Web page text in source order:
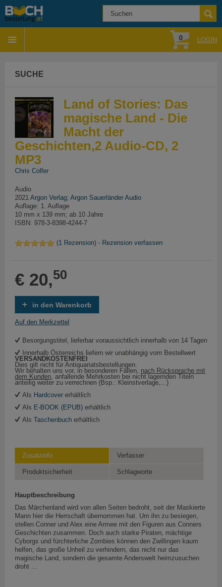
0 LOGIN
SUCHE
Land of Stories: Das
magische Land - Die
Macht der
Geschichten,2 Audio-CD, 2
MP3
Chris Colfer
Audio
2021 Argon Verlag; Argon Sauerländer Audio
Auflage: 1. Auflage
10 mm x 139 mm; ab 10 Jahre
ISBN: 978-3-8398-4244-7
(1 Rezension) - Rezension verfassen
€ 20,50
in den Warenkorb
Auf den Merkzettel
Besorgungstitel, lieferbar voraussichtlich innerhalb von 14 Tagen
Innerhalb Österreichs liefern wir unabhängig vom Bestellwert
VERSANDKOSTENFREI
Dies gilt nicht für Antiquariatsbestellungen.
Wir behalten uns vor, in besonderen Fällen, nach Rücksprache mit
dem Kunden, anfallende Mehrkosten bei nicht lagernden Titeln
anteilig weiter zu verrechnen (Bsp.: Kleinstverlage,...)
Als Hardcover erhältlich
Als E-BOOK (EPUB) erhältlich
Als Taschenbuch erhältlich
Zusatzinfo Verfasser
Produktsicherheit Schlagworte
Hauptbeschreibung
Das Märchenland wird von allen Seiten bedroht, seit der Maskierte
Mann hier die Herrschaft übernommen hat. Um ihn zu besiegen,
stellen Conner und Alex eine Armee mit den Figuren aus Conners
Geschichten zusammen. Doch auch starke Piraten, mächtige
Cyborgs und fürchterliche Zombies können den Zwillingen kaum
helfen, das große Unheil zu verhindern, das nicht nur das
magische Land, sondern die gesamte Anderswelt heimzusuchen
droht ...